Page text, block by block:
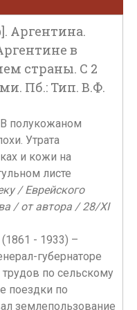
Аргентина.
в
страны. С 2
Пб.: Тип. В.Ф.
В полукожаном
Утрата
и кожи на
листе
/ Еврейского
/ от автора / 28/XI
- 1933) –
губернаторе
по сельскому
поездки по
землепользование